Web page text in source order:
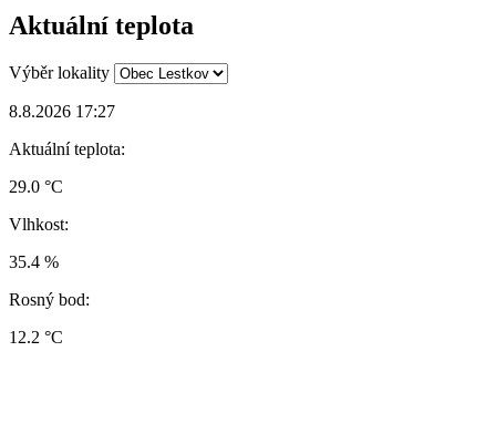
Aktuální teplota
Výběr lokality
8.8.2026 17:27
Aktuální teplota:
29.0 °C
Vlhkost:
35.4 %
Rosný bod:
12.2 °C